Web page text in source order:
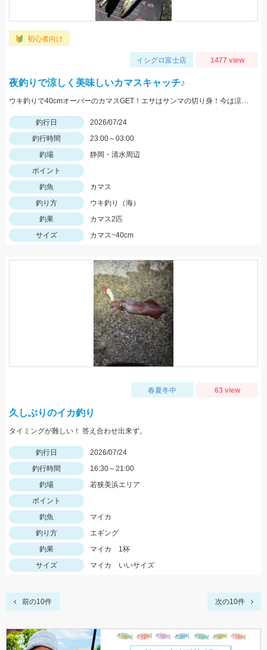
初心者向け
イシグロ富士店 1477 view
夜釣りで涼しく美味しいカマスキャッチ♪
ウキ釣りで40cmオーバーのカマスGET！エサはサンマの切り身！今は涼しい夜釣りがオススメです！
釣行日
2026/07/24
釣行時間
23:00～03:00
釣場
静岡・清水周辺
ポイント
釣魚
カマス
釣り方
ウキ釣り（海）
釣果
カマス2匹
サイズ
カマス~40cm
春夏冬中 63 view
久しぶりのイカ釣り
タイミングが難しい！ 答え合わせ出来ず。
釣行日
2026/07/24
釣行時間
16:30～21:00
釣場
若狭美浜エリア
ポイント
釣魚
マイカ
釣り方
エギング
釣果
マイカ 1杯
サイズ
マイカ いいサイズ
前の10件 次の10件